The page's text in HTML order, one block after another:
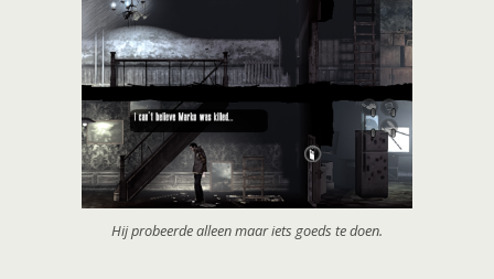
Hij probeerde alleen maar iets goeds te doen.